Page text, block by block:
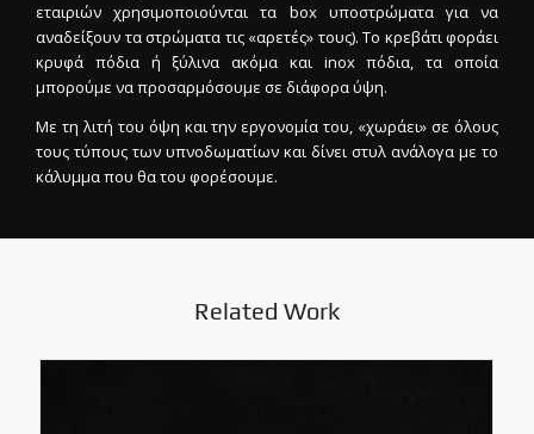
εταιριών χρησιμοποιούνται τα box υποστρώματα για να
αναδείξουν τα στρώματα τις «αρετές» τους). Το κρεβάτι φοράει
κρυφά πόδια ή ξύλινα ακόμα και inox πόδια, τα οποία
μπορούμε να προσαρμόσουμε σε διάφορα ύψη.
Με τη λιτή του όψη και την εργονομία του, «χωράει» σε όλους
τους τύπους των υπνοδωματίων και δίνει στυλ ανάλογα με το
κάλυμμα που θα του φορέσουμε.
Related Work